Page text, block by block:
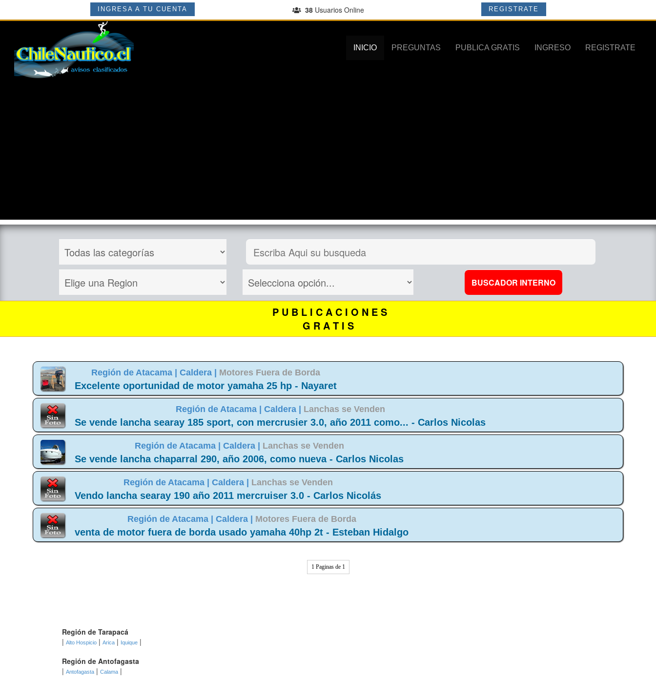
INGRESA A TU CUENTA 38Usuarios Online REGISTRATE
INICIO PREGUNTAS PUBLICA GRATIS INGRESO REGISTRATE
P U B L I C A C I O N E S
G R A T I S
Región de Atacama |Caldera | Motores Fuera de Borda
Excelente oportunidad de motor yamaha 25 hp - Nayaret
Región de Atacama | Caldera | Lanchas se Venden
Se vende lancha searay 185 sport, con mercrusier 3.0, año 2011 como... - Carlos Nicolas
Región de Atacama | Caldera | Lanchas se Venden
Se vende lancha chaparral 290, año 2006, como nueva - Carlos Nicolas
Región de Atacama | Caldera | Lanchas se Venden
Vendo lancha searay 190 año 2011 mercruiser 3.0 - Carlos Nicolás
Región de Atacama | Caldera | Motores Fuera de Borda
venta de motor fuera de borda usado yamaha 40hp 2t - Esteban Hidalgo
1 Paginas de 1
Región de Tarapacá
| Alto Hospicio | Arica | Iquique |
Región de Antofagasta
| Antofagasta | Calama |